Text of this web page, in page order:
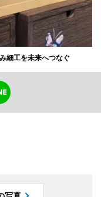
細工を未来へつなぐ